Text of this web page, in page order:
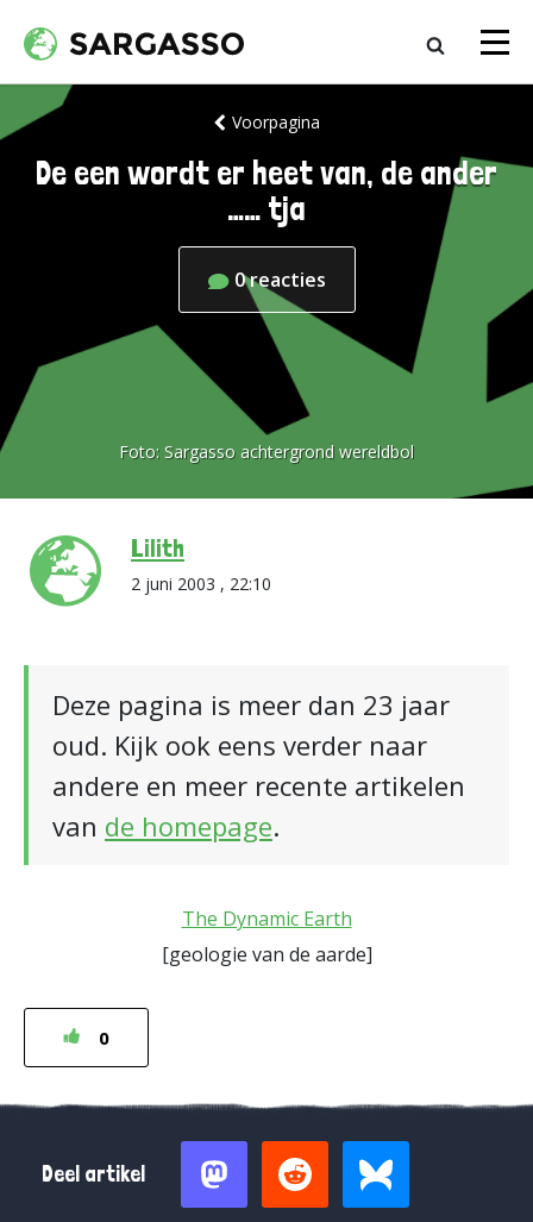
Voorpagina
De een wordt er heet van, de ander
…… tja
0reacties
Foto: Sargasso achtergrond wereldbol
Lilith
2 juni 2003 , 22:10
Deze pagina is meer dan 23 jaar
oud. Kijk ook eens verder naar
andere en meer recente artikelen
van de homepage.
The Dynamic Earth
[geologie van de aarde]
0
Deel artikel